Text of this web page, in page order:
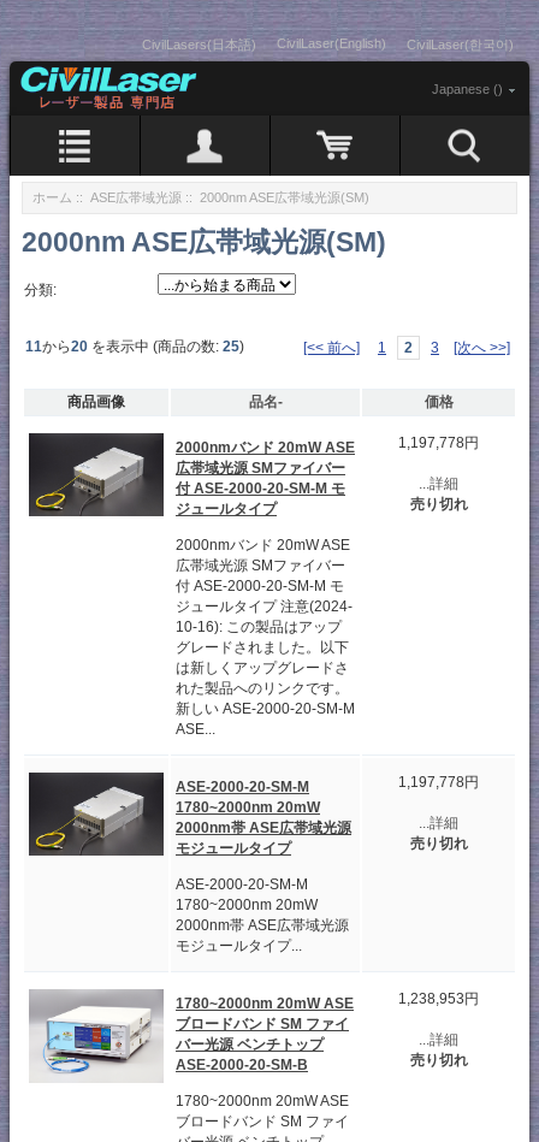
CivilLasers(日本語) CivilLaser(English) CivilLaser(한국어)
Japanese ()
ホーム :: ASE広帯域光源 :: 2000nm ASE広帯域光源(SM)
2000nm ASE広帯域光源(SM)
分類:
11から20 を表示中 (商品の数: 25) [<< 前へ] 1 2 3 [次へ >>]
商品画像 品名- 価格
2000nmバンド 20mW ASE
広帯域光源 SMファイバー
付 ASE-2000-20-SM-M モ
ジュールタイプ
2000nmバンド 20mW ASE
広帯域光源 SMファイバー
付 ASE-2000-20-SM-M モ
ジュールタイプ 注意(2024-
10-16): この製品はアップ
グレードされました。以下
は新しくアップグレードさ
れた製品へのリンクです。
新しい ASE-2000-20-SM-M
ASE...
1,197,778円
...詳細
売り切れ
ASE-2000-20-SM-M
1780~2000nm 20mW
2000nm帯 ASE広帯域光源
モジュールタイプ
ASE-2000-20-SM-M
1780~2000nm 20mW
2000nm帯 ASE広帯域光源
モジュールタイプ...
1,197,778円
...詳細
売り切れ
1780~2000nm 20mW ASE
ブロードバンド SM ファイ
バー光源 ベンチトップ
ASE-2000-20-SM-B
1780~2000nm 20mW ASE
ブロードバンド SM ファイ
1,238,953円
...詳細
売り切れ